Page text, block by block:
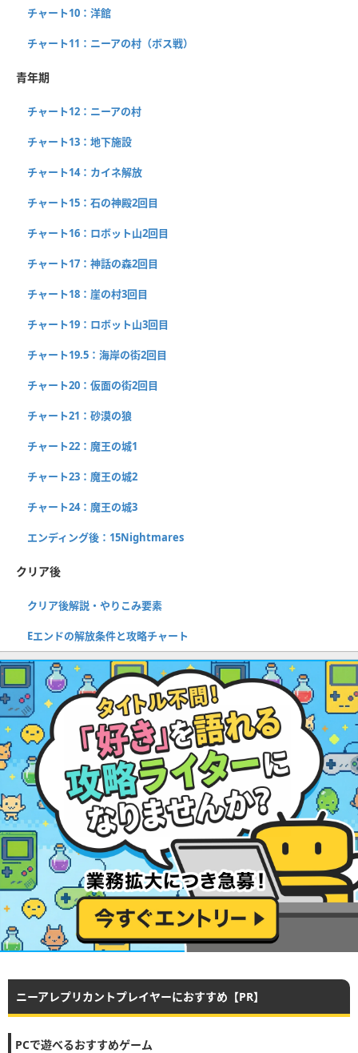
チャート10：洋館
チャート11：ニーアの村（ボス戦）
青年期
チャート12：ニーアの村
チャート13：地下施設
チャート14：カイネ解放
チャート15：石の神殿2回目
チャート16：ロボット山2回目
チャート17：神話の森2回目
チャート18：崖の村3回目
チャート19：ロボット山3回目
チャート19.5：海岸の街2回目
チャート20：仮面の街2回目
チャート21：砂漠の狼
チャート22：魔王の城1
チャート23：魔王の城2
チャート24：魔王の城3
エンディング後：15Nightmares
クリア後
クリア後解説・やりこみ要素
Eエンドの解放条件と攻略チャート
ニーアレプリカントプレイヤーにおすすめ【PR】
PCで遊べるおすすめゲーム